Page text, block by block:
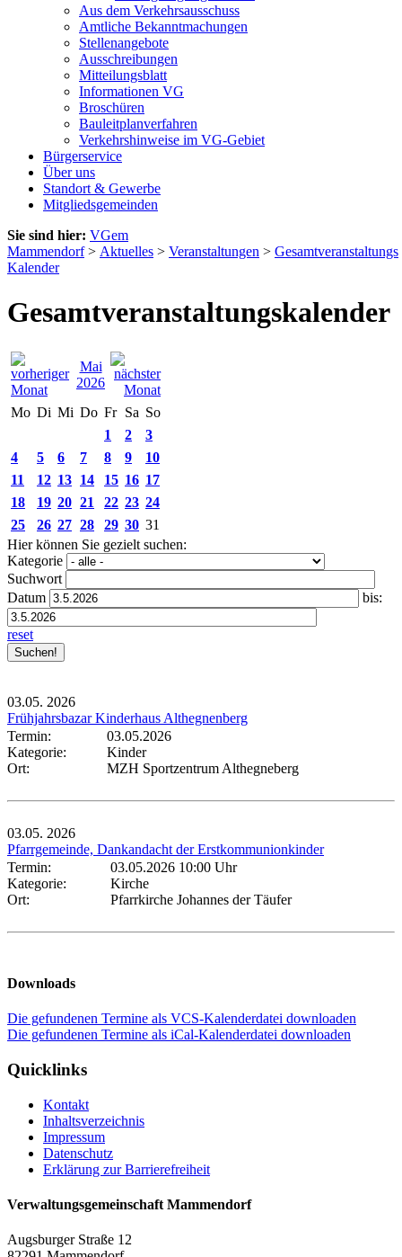
Aus dem Verkehrsausschuss
Amtliche Bekanntmachungen
Stellenangebote
Ausschreibungen
Mitteilungsblatt
Informationen VG
Broschüren
Bauleitplanverfahren
Verkehrshinweise im VG-Gebiet
Bürgerservice
Über uns
Standort & Gewerbe
Mitgliedsgemeinden
Sie sind hier: VGem
Mammendorf> Aktuelles > Veranstaltungen > Gesamtveranstaltungs
Kalender
Gesamtveranstaltungskalender
Mai
2026
Mo Di Mi Do Fr Sa So
1
2
3
4
5 6 7 8 9
10
11
12 13 14 15 16 17
18
19 20 21 22 23 24
25
26 27 28 29 30 31
Hier können Sie gezielt suchen:
Kategorie
Suchwort
Datum
bis:
reset
03.05. 2026
Frühjahrsbazar Kinderhaus Althegnenberg
Termin:
03.05.2026
Kategorie:
Kinder
Ort:
MZH Sportzentrum Althegneberg
03.05. 2026
Pfarrgemeinde, Dankandacht der Erstkommunionkinder
Termin:
03.05.2026 10:00 Uhr
Kategorie:
Kirche
Ort:
Pfarrkirche Johannes der Täufer
Downloads
Die gefundenen Termine als VCS-Kalenderdatei downloaden
Die gefundenen Termine als iCal-Kalenderdatei downloaden
Quicklinks
Kontakt
Inhaltsverzeichnis
Impressum
Datenschutz
Erklärung zur Barrierefreiheit
Verwaltungsgemeinschaft Mammendorf
Augsburger Straße 12